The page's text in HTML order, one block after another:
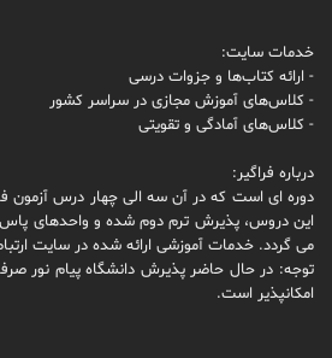
خدمات سایت:
- ارائه کتاب‌ها و جزوات درسی
- کلاس‌های آموزش مجازی در سراسر کشور
- کلاس‌های آمادگی و تقویتی
درباره فراگیر:
دوره ای است که در آن سه الی چهار درس آزمون
می گردد. خدمات آموزشی ارائه شده در سایت
توجه: در حال حاضر پذیرش دانشگاه پیام نور
امکانپذیر است.